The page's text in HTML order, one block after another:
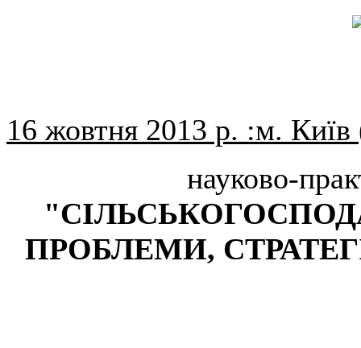
16 жовтня 2013 р. :м. Київ
науково-
ПРОБЛЕМИ,